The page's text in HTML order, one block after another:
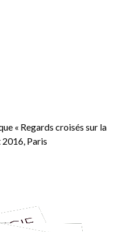
« Regards croisés sur la
Paris